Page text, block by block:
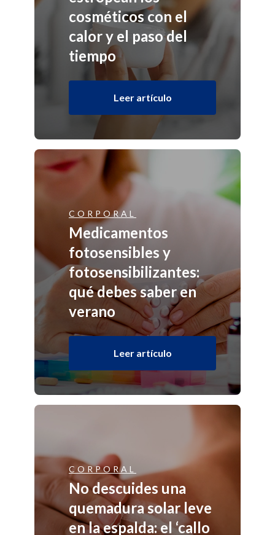
cosméticos con el
calor y el paso del
tiempo
Leer artículo
CORPORAL
Medicamentos
fotosensibles y
fotosensibilizantes:
qué debes saber en
verano
Leer artículo
CORPORAL
No descuides una
quemadura solar leve
en la espalda: el ‘callo